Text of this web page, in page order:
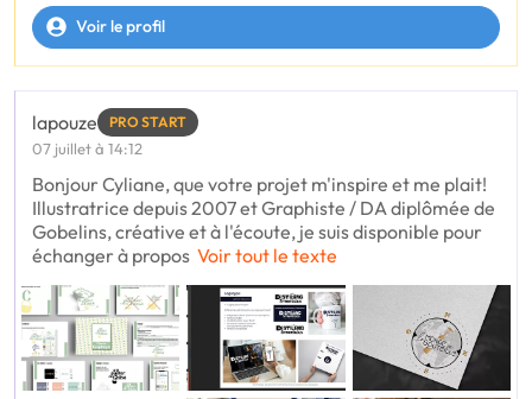
Voir le profil
lapouze PRO START
07 juillet à 14:12
Bonjour Cyliane, que votre projet m'inspire et me plait!
Illustratrice depuis 2007 et Graphiste / DA diplômée de
Gobelins, créative et à l'écoute, je suis disponible pour
échanger à propos Voir tout le texte